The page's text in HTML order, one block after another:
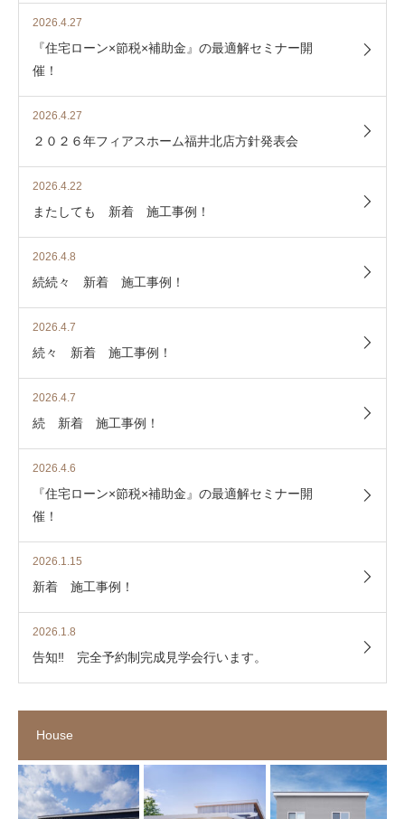
2026.4.27
『住宅ローン×節税×補助金』の最適解セミナー開
催！
2026.4.27
２０２６年フィアスホーム福井北店方針発表会
2026.4.22
またしても 新着 施工事例！
2026.4.8
続続々 新着 施工事例！
2026.4.7
続々 新着 施工事例！
2026.4.7
続 新着 施工事例！
2026.4.6
『住宅ローン×節税×補助金』の最適解セミナー開
催！
2026.1.15
新着 施工事例！
2026.1.8
告知‼ 完全予約制完成見学会行います。
House